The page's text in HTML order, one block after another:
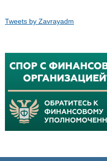
Tweets by Zavrayadm